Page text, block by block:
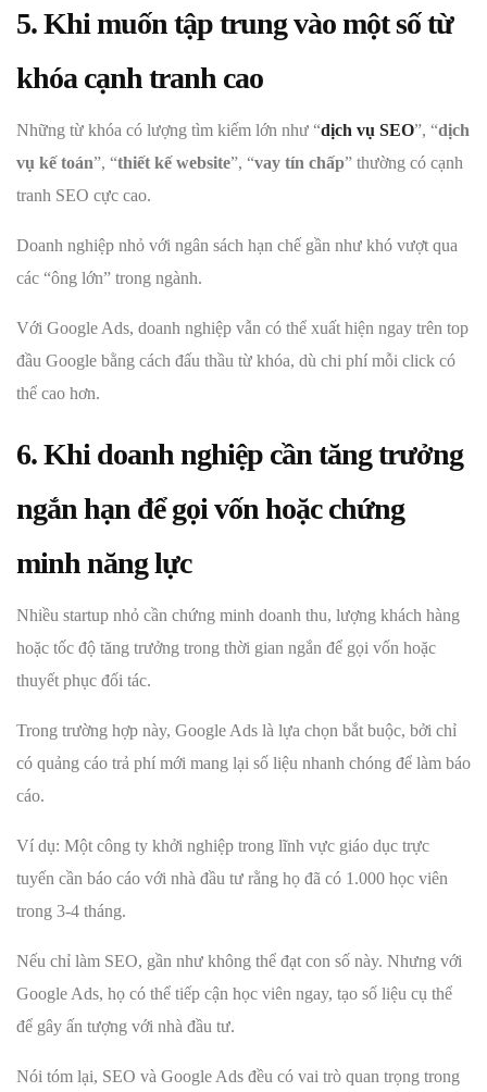
5. Khi muốn tập trung vào một số từ
khóa cạnh tranh cao
Những từ khóa có lượng tìm kiếm lớn như “dịch vụ SEO”, “dịch
vụ kế toán”, “thiết kế website”, “vay tín chấp” thường có cạnh
tranh SEO cực cao.
Doanh nghiệp nhỏ với ngân sách hạn chế gần như khó vượt qua
các “ông lớn” trong ngành.
Với Google Ads, doanh nghiệp vẫn có thể xuất hiện ngay trên top
đầu Google bằng cách đấu thầu từ khóa, dù chi phí mỗi click có
thể cao hơn.
6. Khi doanh nghiệp cần tăng trưởng
ngắn hạn để gọi vốn hoặc chứng
minh năng lực
Nhiều startup nhỏ cần chứng minh doanh thu, lượng khách hàng
hoặc tốc độ tăng trưởng trong thời gian ngắn để gọi vốn hoặc
thuyết phục đối tác.
Trong trường hợp này, Google Ads là lựa chọn bắt buộc, bởi chỉ
có quảng cáo trả phí mới mang lại số liệu nhanh chóng để làm báo
cáo.
Ví dụ: Một công ty khởi nghiệp trong lĩnh vực giáo dục trực
tuyến cần báo cáo với nhà đầu tư rằng họ đã có 1.000 học viên
trong 3-4 tháng.
Nếu chỉ làm SEO, gần như không thể đạt con số này. Nhưng với
Google Ads, họ có thể tiếp cận học viên ngay, tạo số liệu cụ thể
để gây ấn tượng với nhà đầu tư.
Nói tóm lại, SEO và Google Ads đều có vai trò quan trọng trong